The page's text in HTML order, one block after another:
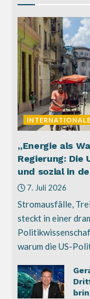
„Energie als
Regierung:
und sozial in
7. Juli 2026
Stromausfälle,
steckt in einer
warum die US-